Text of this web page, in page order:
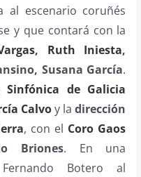
al escenario coruñés
y que contará con la
, Ruth Iniesta,
Susana García.
Sinfónica de Galicia
Calvoy ladirección
, con el Coro Gaos
Briones. En una
Botero al